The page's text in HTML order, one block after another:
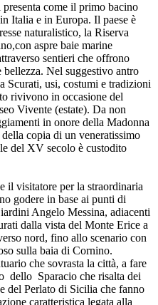
come il primo bacino
Italia e in Europa. Il paese è
naturalistico, la Riserva
aspre baie marine
sentieri che offrono
Nel suggestivo antro
Scurati, usi, costumi e tradizioni
rivivono in occasione del
Vivente (estate). Da non
in onore della Madonna
copia di un veneratissimo
del XV secolo è custodito
il visitatore per la straordinaria
godere in base ai punti di
Angelo Messina, adiacenti
dalla vista del Monte Erice a
nord, fino allo scenario con
sulla baia di Cornino.
che sovrasta la città, a fare
dello Sparacio che risalta dei
del Perlato di Sicilia che fanno
caratteristica legata alla